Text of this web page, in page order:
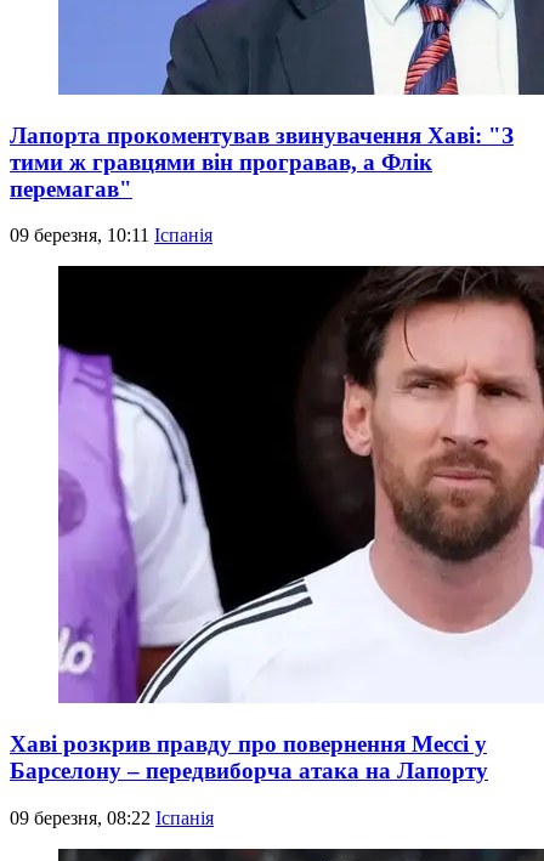
Лапорта прокоментував звинувачення Хаві: "З
тими ж гравцями він програвав, а Флік
перемагав"
09 березня, 10:11 Іспанія
Хаві розкрив правду про повернення Мессі у
Барселону – передвиборча атака на Лапорту
09 березня, 08:22 Іспанія